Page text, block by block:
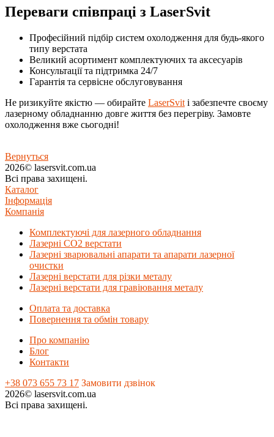
Переваги співпраці з LaserSvit
Професійний підбір систем охолодження для будь-якого
типу верстата
Великий асортимент комплектуючих та аксесуарів
Консультації та підтримка 24/7
Гарантія та сервісне обслуговування
Не ризикуйте якістю — обирайте LaserSvit і забезпечте своєму
лазерному обладнанню довге життя без перегріву. Замовте
охолодження вже сьогодні!
Вернуться
2026© lasersvit.com.ua
Всі права захищені.
Каталог
Інформація
Компанія
Комплектуючі для лазерного обладнання
Лазерні СО2 верстати
Лазерні зварювальні апарати та апарати лазерної
очистки
Лазерні верстати для різки металу
Лазерні верстати для гравіювання металу
Оплата та доставка
Повернення та обмін товару
Про компанію
Блог
Контакти
+38 073 655 73 17 Замовити дзвінок
2026© lasersvit.com.ua
Всі права захищені.